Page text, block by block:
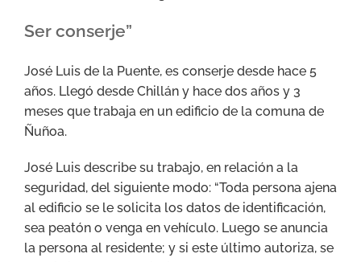
Ser conserje”
José Luis de la Puente, es conserje desde hace 5
años. Llegó desde Chillán y hace dos años y 3
meses que trabaja en un edificio de la comuna de
Ñuñoa.
José Luis describe su trabajo, en relación a la
seguridad, del siguiente modo: “Toda persona ajena
al edificio se le solicita los datos de identificación,
sea peatón o venga en vehículo. Luego se anuncia
la persona al residente; y si este último autoriza, se